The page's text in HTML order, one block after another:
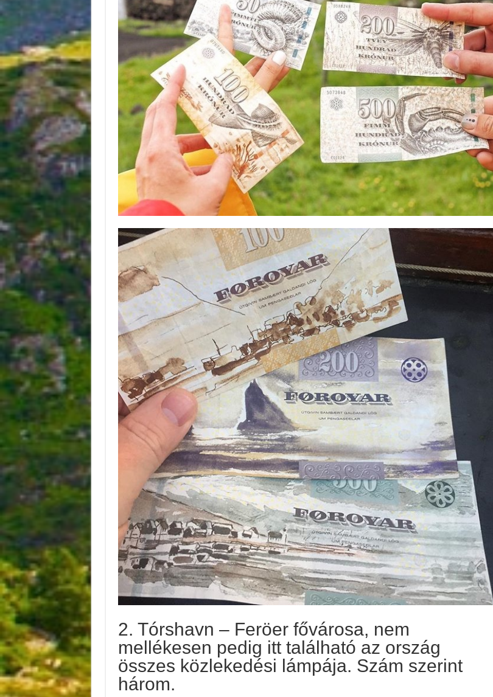
2. Tórshavn – Feröer fővárosa, nem
mellékesen pedig itt található az ország
összes közlekedési lámpája. Szám szerint
három.